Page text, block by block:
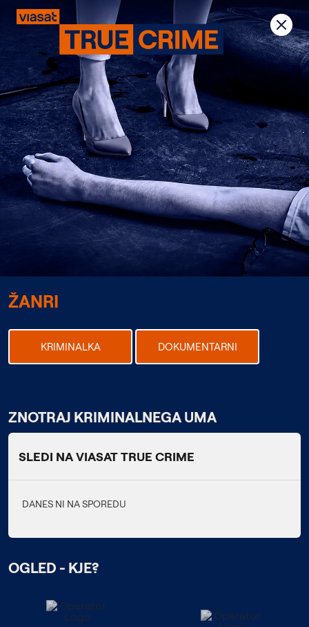
Previous Next
ŽANRI
KRIMINALKA DOKUMENTARNI
ZNOTRAJ KRIMINALNEGA UMA
SLEDI NA VIASAT TRUE CRIME
DANES NI NA SPOREDU
OGLED - KJE?